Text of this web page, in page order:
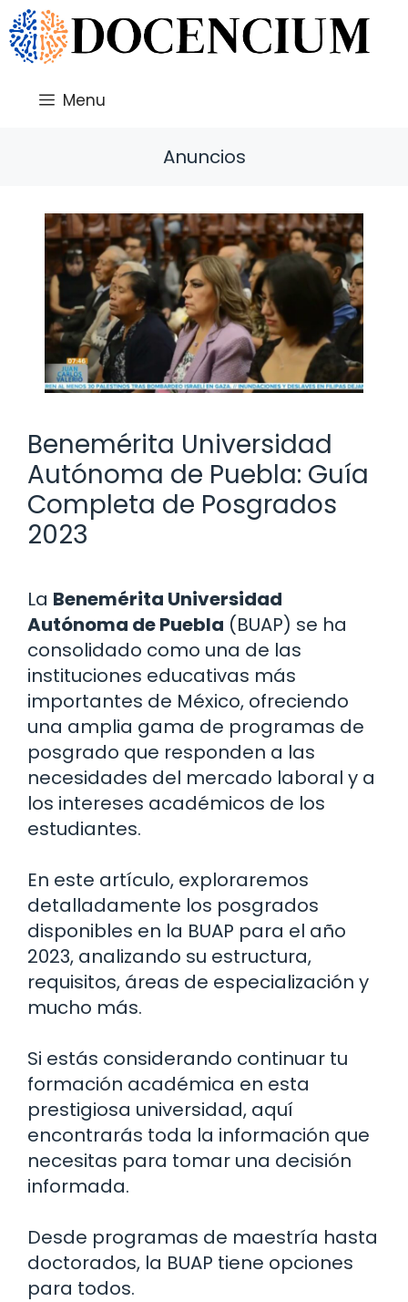
Saltar
al
contenido
Menu
Anuncios
Benemérita Universidad
Autónoma de Puebla: Guía
Completa de Posgrados
2023
La Benemérita Universidad
Autónoma de Puebla (BUAP) se ha
consolidado como una de las
instituciones educativas más
importantes de México, ofreciendo
una amplia gama de programas de
posgrado que responden a las
necesidades del mercado laboral y a
los intereses académicos de los
estudiantes.
En este artículo, exploraremos
detalladamente los posgrados
disponibles en la BUAP para el año
2023, analizando su estructura,
requisitos, áreas de especialización y
mucho más.
Si estás considerando continuar tu
formación académica en esta
prestigiosa universidad, aquí
encontrarás toda la información que
necesitas para tomar una decisión
informada.
Desde programas de maestría hasta
doctorados, la BUAP tiene opciones
para todos.